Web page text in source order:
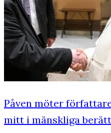
Påven möter
mitt i mänskliga